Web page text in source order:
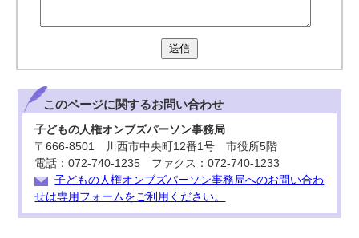
送信
このページに関するお問い合わせ
子どもの人権オンブズパーソン事務局
〒666-8501 川西市中央町12番1号 市役所5階
電話：072-740-1235 ファクス：072-740-1233
子どもの人権オンブズパーソン事務局へのお問い合わ
せは専用フォームをご利用ください。